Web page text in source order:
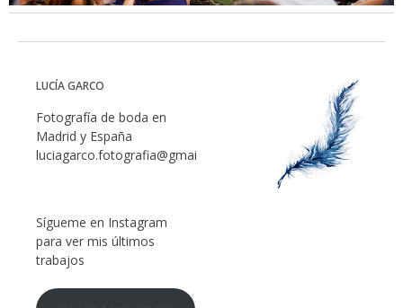
LUCÍA GARCO
Fotografía de boda en
Madrid y España
luciagarco.fotografia@gmail.com
Sígueme en Instagram
para ver mis últimos
trabajos